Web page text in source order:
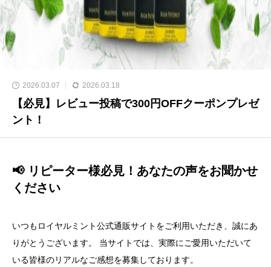
2026.03.07 2026.03.18
【必見】レビュー投稿で300円OFFクーポンプレゼ
ント！
📢 リピーター様必見！あなたの声をお聞かせ
ください
いつもロイヤルミント公式通販サイトをご利用いただき、誠にあ
りがとうございます。 当サイトでは、実際にご愛用いただいて
いる皆様のリアルなご感想を募集しております。